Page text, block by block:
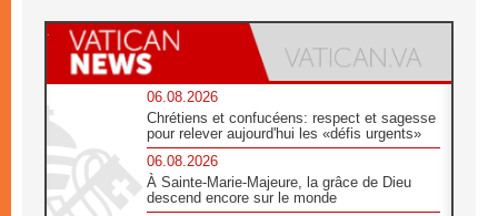
06.08.2026
Chrétiens et confucéens: respect et sagesse
pour relever aujourd'hui les «défis urgents»
06.08.2026
À Sainte-Marie-Majeure, la grâce de Dieu
descend encore sur le monde